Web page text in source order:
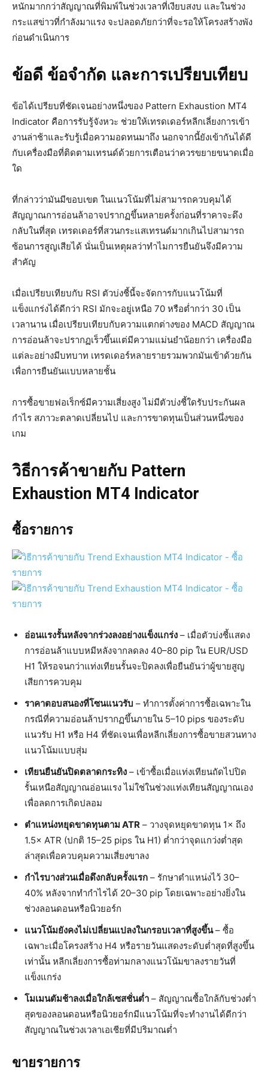
หนักมากกว่าสัญญาณที่พิมพ์ในช่วงเวลาที่เงียบสงบ และในช่วง
กระแสข่าวที่กำลังมาแรง จะปลอดภัยกว่าที่จะรอให้โครงสร้างพัง
ก่อนดำเนินการ
ข้อดี ข้อจำกัด และการเปรียบเทียบ
ข้อได้เปรียบที่ชัดเจนอย่างหนึ่งของ Pattern Exhaustion MT4
Indicator คือการรับรู้จังหวะ ช่วยให้เทรดเดอร์หลีกเลี่ยงการเข้า
งานล่าช้าและรับรู้เมื่อความอดทนมาถึง นอกจากนี้ยังเข้ากันได้ดี
กับเครื่องมือที่ติดตามเทรนด์ด้วยการเตือนว่าควรขยายขนาดเมื่อ
ใด
ที่กล่าวว่ามันมีขอบเขต ในแนวโน้มที่ไม่สามารถควบคุมได้
สัญญาณการอ่อนล้าอาจปรากฏขึ้นหลายครั้งก่อนที่ราคาจะดึง
กลับในที่สุด เทรดเดอร์ที่สวนกระแสเทรนด์มากเกินไปสามารถ
ซ้อนการสูญเสียได้ นั่นเป็นเหตุผลว่าทำไมการยืนยันจึงมีความ
สำคัญ
เมื่อเปรียบเทียบกับ RSI ตัวบ่งชี้นี้จะจัดการกับแนวโน้มที่
แข็งแกร่งได้ดีกว่า RSI มักจะอยู่เหนือ 70 หรือต่ำกว่า 30 เป็น
เวลานาน เมื่อเปรียบเทียบกับความแตกต่างของ MACD สัญญาณ
การอ่อนล้าจะปรากฏเร็วขึ้นแต่มีความแม่นยำน้อยกว่า เครื่องมือ
แต่ละอย่างมีบทบาท เทรดเดอร์หลายรายรวมพวกมันเข้าด้วยกัน
เพื่อการยืนยันแบบหลายชั้น
การซื้อขายฟอเร็กซ์มีความเสี่ยงสูง ไม่มีตัวบ่งชี้ใดรับประกันผล
กำไร สภาวะตลาดเปลี่ยนไป และการขาดทุนเป็นส่วนหนึ่งของ
เกม
วิธีการค้าขายกับ Pattern
Exhaustion MT4 Indicator
ซื้อรายการ
อ่อนแรงรั้นหลังจากร่วงลงอย่างแข็งแกร่ง – เมื่อตัวบ่งชี้แสดง
การอ่อนล้าแบบหมีหลังจากลดลง 40–80 pip ใน EUR/USD
H1 ให้รอจนกว่าแท่งเทียนรั้นจะปิดลงเพื่อยืนยันว่าผู้ขายสูญ
เสียการควบคุม
ราคาตอบสนองที่โซนแนวรับ – ทำการตั้งค่าการซื้อเฉพาะใน
กรณีที่ความอ่อนล้าปรากฏขึ้นภายใน 5–10 pips ของระดับ
แนวรับ H1 หรือ H4 ที่ชัดเจนเพื่อหลีกเลี่ยงการซื้อขายสวนทาง
แนวโน้มแบบสุ่ม
เทียนยืนยันปิดตลาดกระทิง – เข้าซื้อเมื่อแท่งเทียนถัดไปปิด
รั้นเหนือสัญญาณอ่อนแรง ไม่ใช่ในช่วงแท่งเทียนสัญญาณเอง
เพื่อลดการเกิดปลอม
ตำแหน่งหยุดขาดทุนตาม ATR – วางจุดหยุดขาดทุน 1× ถึง
1.5× ATR (ปกติ 15–25 pips ใน H1) ต่ำกว่าจุดแกว่งต่ำสุด
ล่าสุดเพื่อควบคุมความเสี่ยงขาลง
กำไรบางส่วนเมื่อดึงกลับครั้งแรก – รักษาตำแหน่งไว้ 30–
40% หลังจากทำกำไรได้ 20–30 pip โดยเฉพาะอย่างยิ่งใน
ช่วงลอนดอนหรือนิวยอร์ก
แนวโน้มยังคงไม่เปลี่ยนแปลงในกรอบเวลาที่สูงขึ้น– ซื้อ
เฉพาะเมื่อโครงสร้าง H4 หรือรายวันแสดงระดับต่ำสุดที่สูงขึ้น
เท่านั้น หลีกเลี่ยงการซื้อท่ามกลางแนวโน้มขาลงรายวันที่
แข็งแกร่ง
โมเมนตัมช้าลงเมื่อใกล้เซสชั่นต่ำ – สัญญาณซื้อใกล้กับช่วงต่ำ
สุดของลอนดอนหรือนิวยอร์กมีแนวโน้มที่จะทำงานได้ดีกว่า
สัญญาณในช่วงเวลาเอเชียที่มีปริมาณต่ำ
ขายรายการ